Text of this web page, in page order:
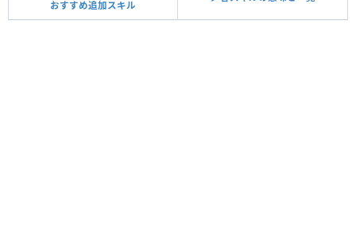
おすすめ追加スキル